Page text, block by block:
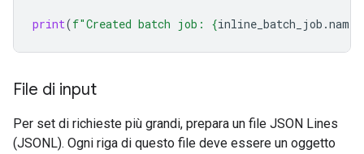
print(f"Created batch job: {inline_batch_job .name
File di input
Per set di richieste più grandi, prepara un file JSON Lines
(JSONL). Ogni riga di questo file deve essere un oggetto